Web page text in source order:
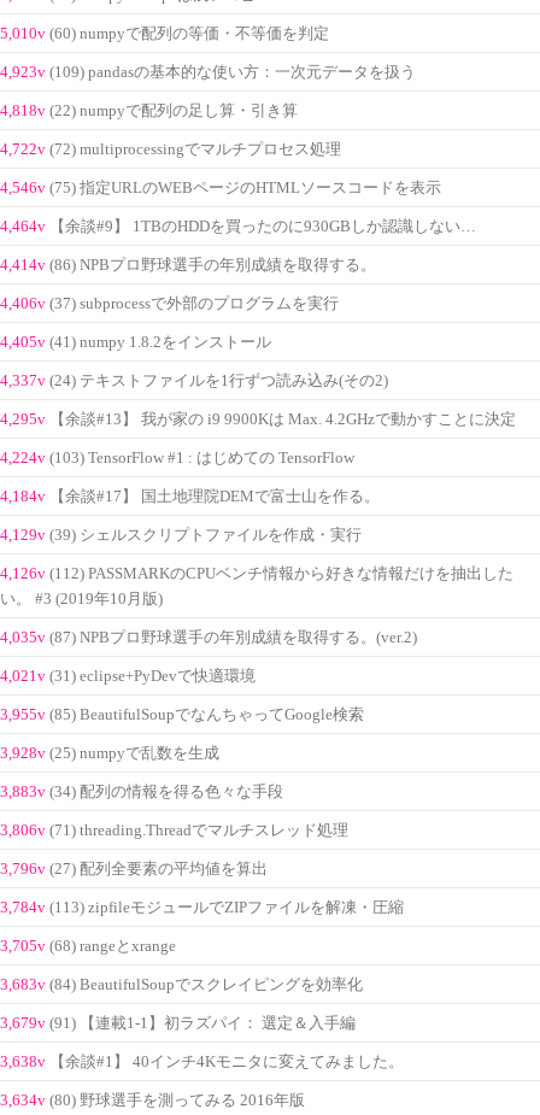
5,010v (60) numpyで配列の等価・不等価を判定
4,923v (109) pandasの基本的な使い方：一次元データを扱う
4,818v (22) numpyで配列の足し算・引き算
4,722v (72) multiprocessingでマルチプロセス処理
4,546v (75) 指定URLのWEBページのHTMLソースコードを表示
4,464v 【余談#9】 1TBのHDDを買ったのに930GBしか認識しない…
4,414v (86) NPBプロ野球選手の年別成績を取得する。
4,406v (37) subprocessで外部のプログラムを実行
4,405v (41) numpy 1.8.2をインストール
4,337v (24) テキストファイルを1行ずつ読み込み(その2)
4,295v 【余談#13】 我が家の i9 9900Kは Max. 4.2GHzで動かすことに決定
4,224v (103) TensorFlow #1 : はじめての TensorFlow
4,184v 【余談#17】 国土地理院DEMで富士山を作る。
4,129v (39) シェルスクリプトファイルを作成・実行
4,126v (112) PASSMARKのCPUベンチ情報から好きな情報だけを抽出した
い。 #3 (2019年10月版)
4,035v (87) NPBプロ野球選手の年別成績を取得する。(ver.2)
4,021v (31) eclipse+PyDevで快適環境
3,955v (85) BeautifulSoupでなんちゃってGoogle検索
3,928v (25) numpyで乱数を生成
3,883v (34) 配列の情報を得る色々な手段
3,806v (71) threading.Threadでマルチスレッド処理
3,796v (27) 配列全要素の平均値を算出
3,784v (113) zipfileモジュールでZIPファイルを解凍・圧縮
3,705v (68) rangeとxrange
3,683v (84) BeautifulSoupでスクレイピングを効率化
3,679v (91) 【連載1-1】初ラズパイ： 選定＆入手編
3,638v 【余談#1】 40インチ4Kモニタに変えてみました。
3,634v (80) 野球選手を測ってみる 2016年版